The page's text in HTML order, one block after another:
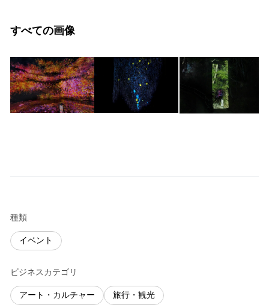
すべての画像
種類
イベント
ビジネスカテゴリ
アート・カルチャー 旅行・観光